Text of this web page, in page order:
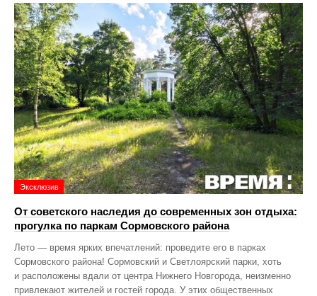
Эксклюзив
От советского наследия до современных зон отдыха:
прогулка по паркам Сормовского района
Лето — время ярких впечатлений: проведите его в парках
Сормовского района! Сормовский и Светлоярский парки, хоть
и расположены вдали от центра Нижнего Новгорода, неизменно
привлекают жителей и гостей города. У этих общественных